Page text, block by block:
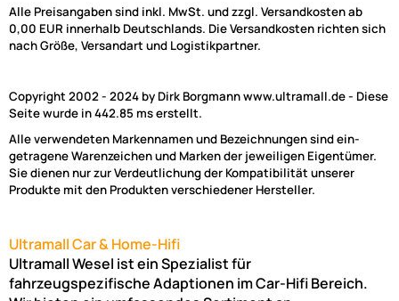
Alle Preisangaben sind inkl. MwSt. und zzgl. Versandkosten ab
0,00 EUR innerhalb Deutschlands. Die Versandkosten richten sich
nach Größe, Versandart und Logistikpartner.
Copyright 2002 - 2024 by Dirk Borgmann www.ultramall.de - Diese
Seite wurde in 442.85 ms erstellt.
Alle verwendeten Markennamen und Bezeichnungen sind ein-
getragene Warenzeichen und Marken der jeweiligen Eigentümer.
Sie dienen nur zur Verdeutlichung der Kompatibilität unserer
Produkte mit den Produkten verschiedener Hersteller.
Ultramall Car & Home-Hifi
Ultramall Wesel ist ein Spezialist für
fahrzeugspezifische Adaptionen im Car-Hifi Bereich.